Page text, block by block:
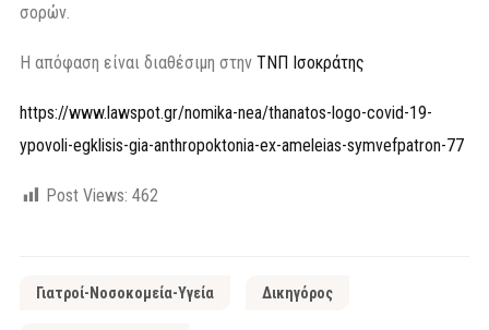
σορών.
Η απόφαση είναι διαθέσιμη στην ΤΝΠ Ισοκράτης
https://www.lawspot.gr/nomika-nea/thanatos-logo-covid-19-
ypovoli-egklisis-gia-anthropoktonia-ex-ameleias-symvefpatron-77
Post Views: 462
Γιατροί-Νοσοκομεία-Υγεία Δικηγόρος